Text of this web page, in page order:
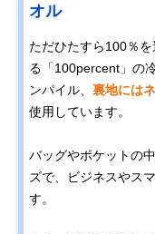
オル
ただひたすら100％
る「100percent」の
ンパイル、 裏地には
使用しています。
バッグやポケットの
ズで、ビジネスやス
す。